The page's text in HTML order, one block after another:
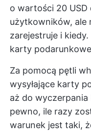
o wartości 20
użytkowników, ale
zarejestruje i
karty
Za pomocą pętli
wysyłające karty
aż do wyczerpania
pewno, ile razy
warunek jest taki,